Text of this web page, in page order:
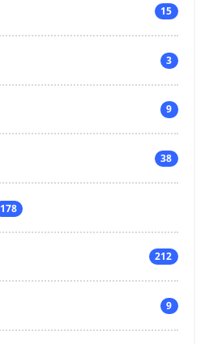
15
3
9
38
178
212
9